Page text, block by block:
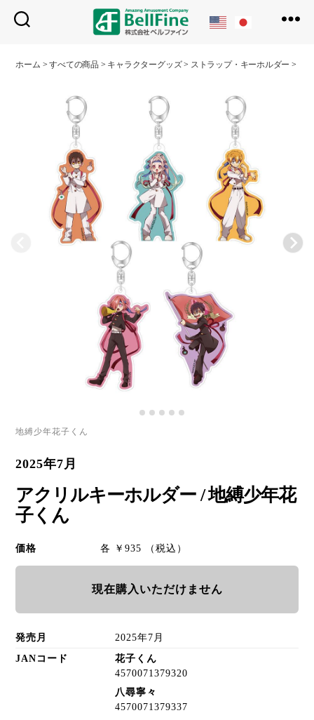
フ
ン
ホーム >すべての商品 > キャラクターグッズ> ストラップ・キーホルダー >
地縛少年花子くん
2025年7月
アクリルキーホルダー / 地縛少年花
子くん
価格 各 ￥935 （税込）
現在購入いただけません
発売月 2025年7月
JANコード
花子くん
4570071379320
八尋寧々
4570071379337